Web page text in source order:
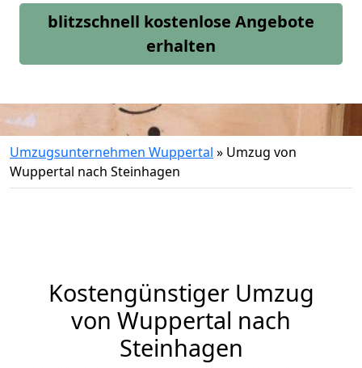
blitzschnell kostenlose Angebote
erhalten
Umzugsunternehmen Wuppertal » Umzug von
Wuppertal nach Steinhagen
Kostengünstiger Umzug
von Wuppertal nach
Steinhagen